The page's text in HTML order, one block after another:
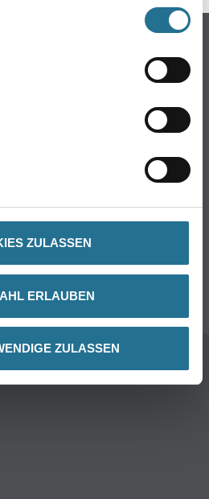
ZULASSEN
ERLAUBEN
ZULASSEN